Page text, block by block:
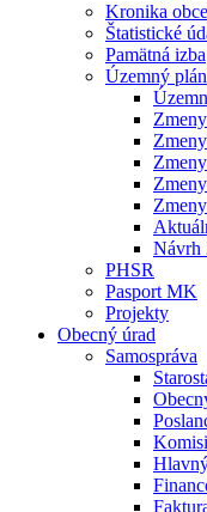
Kronika obce
Štatistické
Pamätná izba
Územný plán
Návrh
PHSR
Pasport MK
Projekty
Obecný úrad
Samospráva